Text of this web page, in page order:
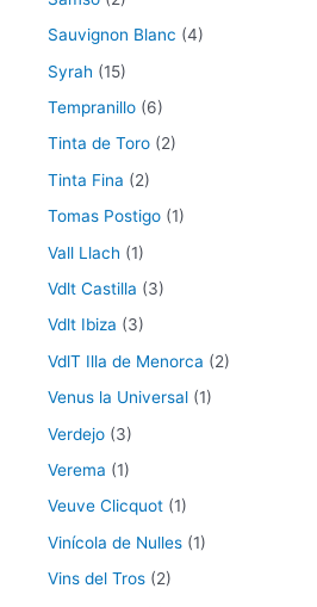
Sauvignon Blanc (4)
Syrah (15)
Tempranillo (6)
Tinta de Toro (2)
Tinta Fina (2)
Tomas Postigo (1)
Vall Llach (1)
Vdlt Castilla (3)
Vdlt Ibiza (3)
VdlT Illa de Menorca (2)
Venus la Universal (1)
Verdejo (3)
Verema (1)
Veuve Clicquot (1)
Vinícola de Nulles (1)
Vins del Tros (2)